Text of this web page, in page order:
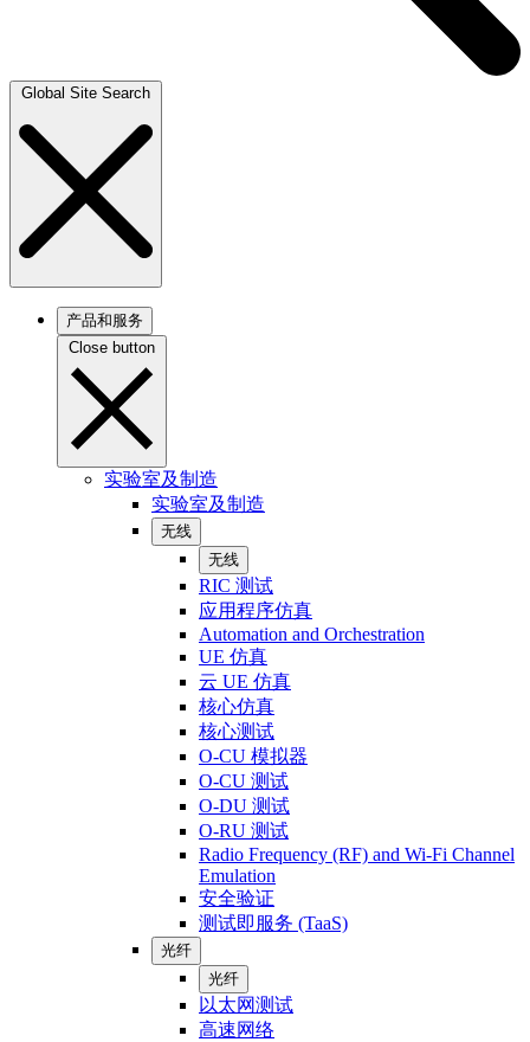
Global Site Search
产品和服务
Close button
实验室及制造
实验室及制造
无线
无线
RIC 测试
应用程序仿真
Automation and Orchestration
UE 仿真
云 UE 仿真
核心仿真
核心测试
O-CU 模拟器
O-CU 测试
O-DU 测试
O-RU 测试
Radio Frequency (RF) and Wi-Fi Channel
Emulation
安全验证
测试即服务 (TaaS)
光纤
光纤
以太网测试
高速网络